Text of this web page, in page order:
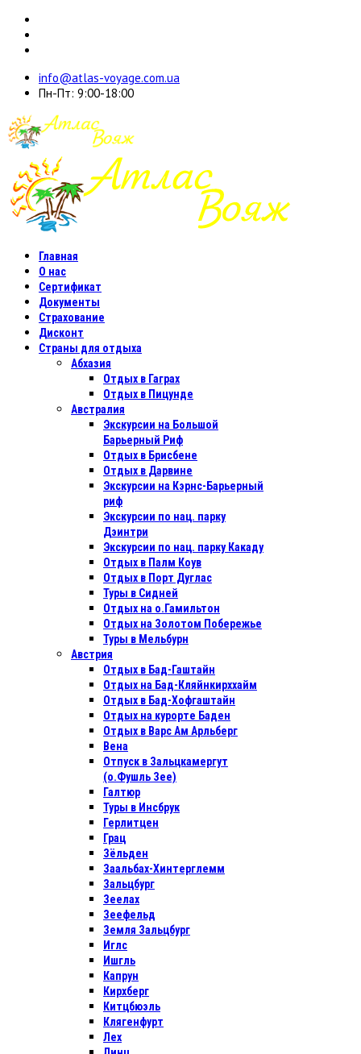
info@atlas-voyage.com.ua
Пн-Пт: 9:00-18:00
Главная
О нас
Сертификат
Документы
Страхование
Дисконт
Страны для отдыха
Абхазия
Отдых в Гаграх
Отдых в Пицунде
Австралия
Экскурсии на Большой
Барьерный Риф
Отдых в Бриcбене
Отдых в Дарвине
Экскурсии на Кэрнс-Барьерный
риф
Экскурсии по нац. парку
Дэинтри
Экскурсии по нац. парку Какаду
Отдых в Палм Коув
Отдых в Порт Дуглас
Туры в Сидней
Отдых на о.Гамильтон
Отдых на Золотом Побережье
Туры в Мельбурн
Австрия
Отдых в Бад-Гаштайн
Отдых на Бад-Кляйнкирххайм
Отдых в Бад-Хофгаштайн
Отдых на курорте Баден
Отдых в Варс Ам Арльберг
Вена
Отпуск в Зальцкамергут
(о.Фушль Зее)
Галтюр
Туры в Инсбрук
Герлитцен
Грац
Зёльден
Заальбах-Хинтерглемм
Зальцбург
Зеелах
Зеефельд
Земля Зальцбург
Иглс
Ишгль
Капрун
Кирхберг
Китцбюэль
Клягенфурт
Лех